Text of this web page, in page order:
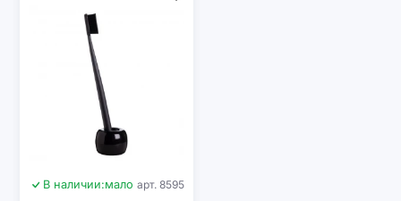
В наличии:мало арт. 8595